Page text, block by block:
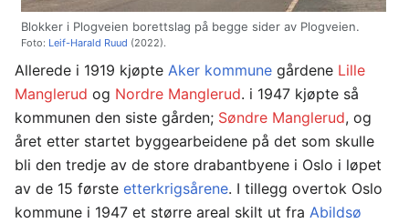
Blokker i Plogveien borettslag på begge sider av Plogveien.
Foto: Leif-Harald Ruud (2022).
Allerede i 1919 kjøpte Aker kommune gårdene Lille
Manglerud og Nordre Manglerud. i 1947 kjøpte så
kommunen den siste gården; Søndre Manglerud, og
året etter startet byggearbeidene på det som skulle
bli den tredje av de store drabantbyene i Oslo i løpet
av de 15 første etterkrigsårene. I tillegg overtok Oslo
kommune i 1947 et større areal skilt ut fra Abildsø